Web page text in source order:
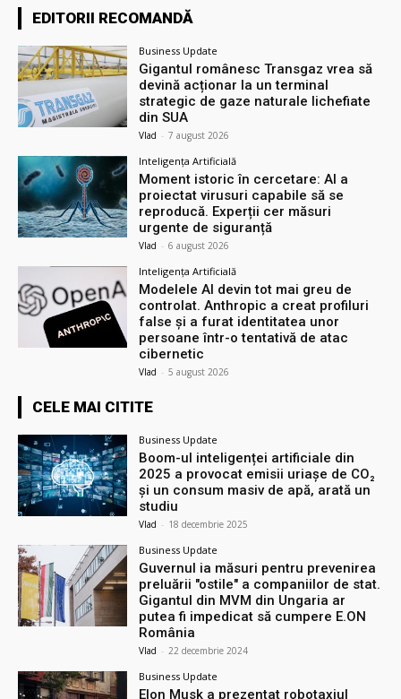
EDITORII RECOMANDĂ
Business Update
Gigantul românesc Transgaz vrea să
devină acționar la un terminal
strategic de gaze naturale lichefiate
din SUA
Vlad - 7 august 2026
Inteligența Artificială
Moment istoric în cercetare: AI a
proiectat virusuri capabile să se
reproducă. Experții cer măsuri
urgente de siguranță
Vlad - 6 august 2026
Inteligența Artificială
Modelele AI devin tot mai greu de
controlat. Anthropic a creat profiluri
false și a furat identitatea unor
persoane într-o tentativă de atac
cibernetic
Vlad - 5 august 2026
CELE MAI CITITE
Business Update
Boom-ul inteligenței artificiale din
2025 a provocat emisii uriașe de CO₂
și un consum masiv de apă, arată un
studiu
Vlad - 18 decembrie 2025
Business Update
Guvernul ia măsuri pentru prevenirea
preluării ″ostile″ a companiilor de stat.
Gigantul din MVM din Ungaria ar
putea fi impedicat să cumpere E.ON
România
Vlad - 22 decembrie 2024
Business Update
Elon Musk a prezentat robotaxiul